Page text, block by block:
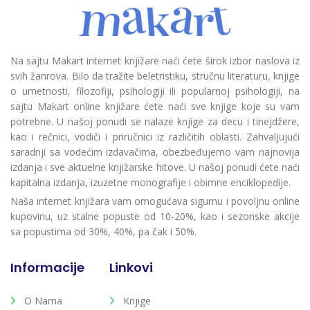
Na sajtu Makart internet knjižare naći ćete širok izbor naslova iz
svih žanrova. Bilo da tražite beletristiku, stručnu literaturu, knjige
o umetnosti, filozofiji, psihologiji ili popularnoj psihologiji, na
sajtu Makart online knjižare ćete naći sve knjige koje su vam
potrebne. U našoj ponudi se nalaze knjige za decu i tinejdžere,
kao i rečnici, vodiči i priručnici iz različitih oblasti. Zahvaljujući
saradnji sa vodećim izdavačima, obezbeđujemo vam najnovija
izdanja i sve aktuelne knjižarske hitove. U našoj ponudi ćete naći
kapitalna izdanja, izuzetne monografije i obimne enciklopedije.
Naša internet knjižara vam omogućava sigurnu i povoljnu online
kupovinu, uz stalne popuste od 10-20%, kao i sezonske akcije
sa popustima od 30%, 40%, pa čak i 50%.
Informacije
O Nama
Linkovi
Knjige